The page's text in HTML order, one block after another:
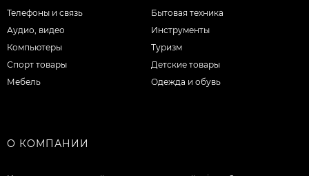
Телефоны и связь
Аудио, видео
Компьютеры
Спорт товары
Мебель
Бытовая техника
Инструменты
Туризм
Детские товары
Одежда и обувь
О КОМПАНИИ